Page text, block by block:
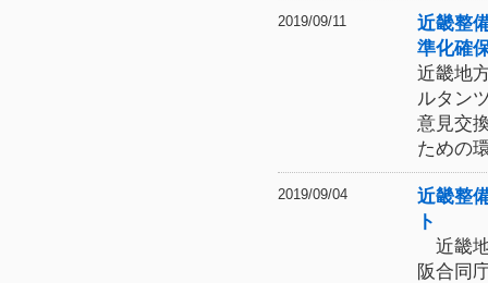
2019/09/11
近畿整
準化確
近畿地
ルタン
意見交
ための
2019/09/04
近畿整
ト
近畿
阪合同